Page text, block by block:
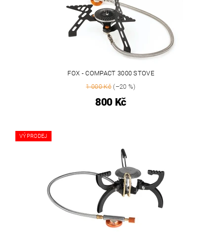
FOX - COMPACT 3000 STOVE
1 000 Kč (–20 %)
800 Kč
VÝPRODEJ